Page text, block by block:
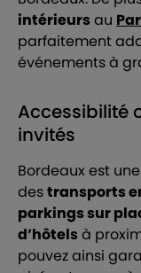
intérieurs au
parfaitement
événements à
Accessibilité
invités
Bordeaux est
destransports
parkings sur
d’hôtels à
pouvez ainsi